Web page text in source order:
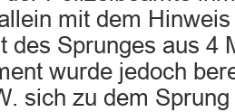
mit dem
des Sprunges aus 4
wurde jedoch
sich zu dem